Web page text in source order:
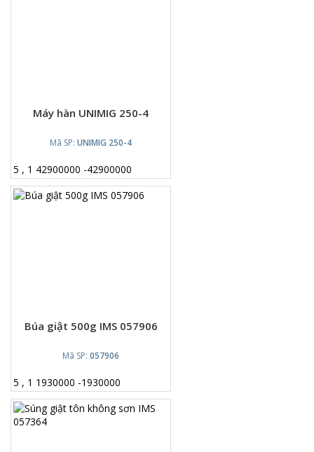
Máy hàn UNIMIG 250-4
Mã SP: UNIMIG 250-4
5 , 1 42900000 -42900000
Búa giật 500g IMS 057906
Mã SP: 057906
5 , 1 1930000 -1930000